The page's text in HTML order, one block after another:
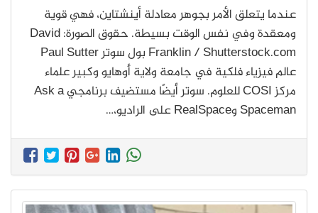
عندما يتعلق الأمر بجوهر معادلة أينشتاين، فهي قوية
ومعقدة وفي نفس الوقت بسيطة. حقوق الصورة: David
Franklin / Shutterstock.com بول سوتر Paul Sutter
عالم فيزياء فلكية في جامعة ولاية أوهايو وكبير علماء
مركز COSI للعلوم. سوتر أيضًا مستضيف برنامجي Ask a
Spaceman وRealSpace على الراديو،…